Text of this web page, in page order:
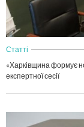
Статті
«Харківщина формує
експертної сесії